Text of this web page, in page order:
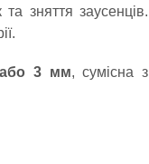
зняття заусенців.
3 мм, сумісна з